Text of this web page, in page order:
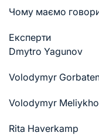
Чому маємо
Експерти
Dmytro Yagunov
Volodymyr
Volodymyr
Rita Haverkamp